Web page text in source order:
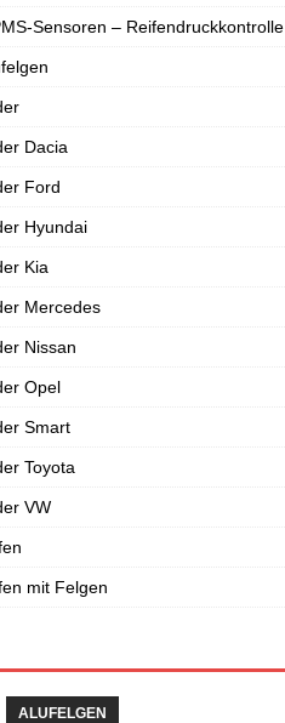
Sensoren – Reifendruckkontrolle
Dacia
Ford
Hyundai
Kia
Mercedes
Nissan
Opel
Smart
Toyota
VW
mit Felgen
ALUFELGEN